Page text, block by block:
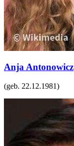
Anja Antonowicz
(geb. 22.12.1981)